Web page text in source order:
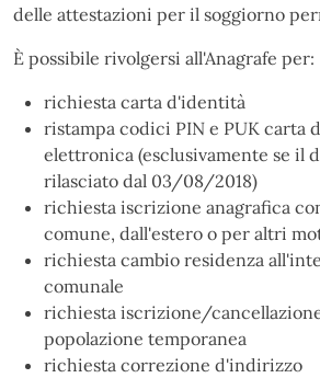
delle attestazioni per il soggiorno
È possibile rivolgersi all'Anagrafe per:
richiesta carta d'identità
ristampa codici PIN e PUK carta
elettronica (esclusivamente se il
rilasciato dal 03/08/2018)
richiesta iscrizione anagrafica
comune, dall'estero o per altri
richiesta cambio residenza
comunale
richiesta iscrizione/
popolazione temporanea
richiesta correzione d'indirizzo